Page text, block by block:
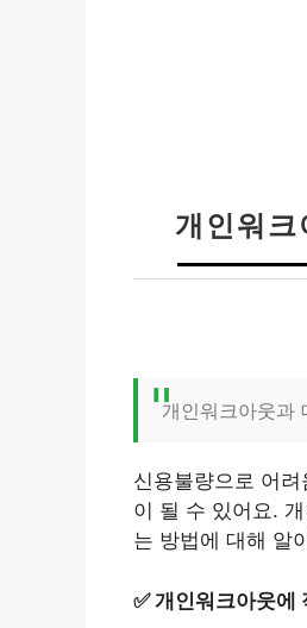
개인워
개인워크아웃과
신용불량으로 어
이 될 수 있어요.
는 방법에 대해 알
✅개인워크아웃에